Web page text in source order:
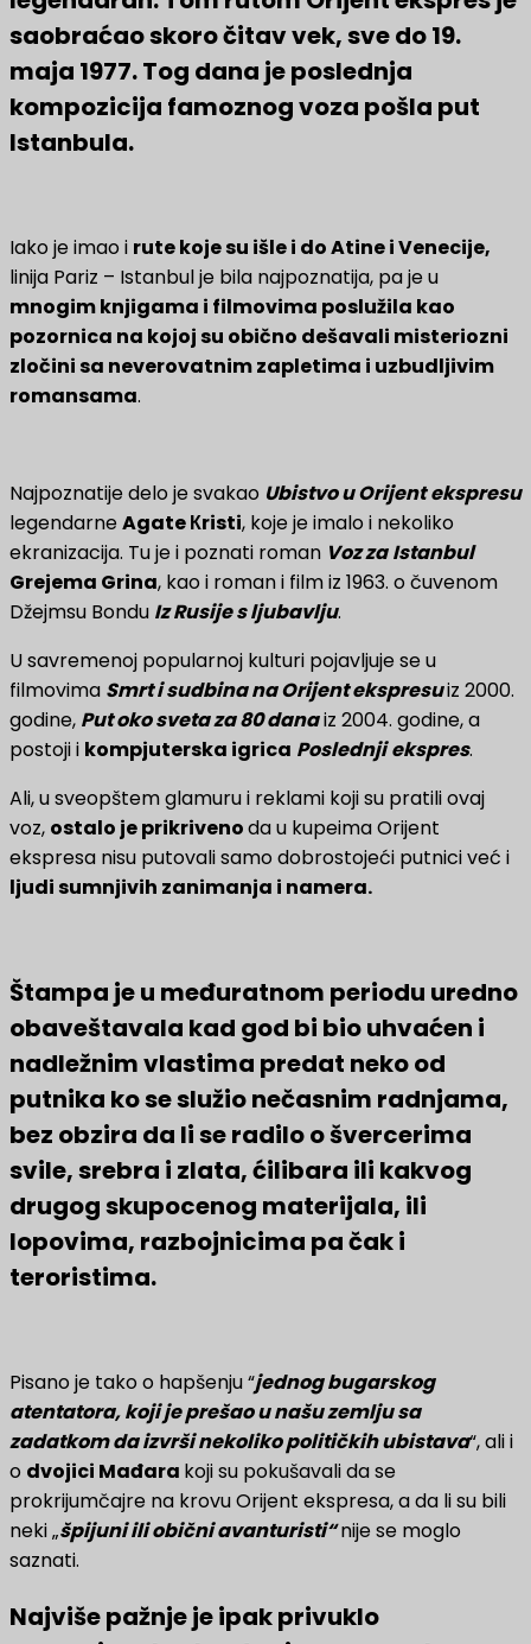
saobraćao skoro čitav vek, sve do 19.
maja 1977. Tog dana je poslednja
kompozicija famoznog voza pošla put
Istanbula.
Iako je imao i rute koje su išle i do Atine i Venecije,
linija Pariz – Istanbul je bila najpoznatija, pa je u
mnogim knjigama i filmovima poslužila kao
pozornica na kojoj su obično dešavali misteriozni
zločini sa neverovatnim zapletima i uzbudljivim
romansama.
Najpoznatije delo je svakao Ubistvo u Orijent ekspresu
legendarneAgate Кristi, koje je imalo i nekoliko
ekranizacija. Tu je i poznati roman Voz za Istanbul
Grejema Grina, kao i roman i film iz 1963. o čuvenom
Džejmsu Bondu Iz Rusije s ljubavlju.
U savremenoj popularnoj kulturi pojavljuje se u
filmovima Smrt i sudbina na Orijent ekspresuiz 2000.
godine, Put oko sveta za 80 danaiz 2004. godine, a
postoji i kompjuterska igrica Poslednji ekspres.
Ali, u sveopštem glamuru i reklami koji su pratili ovaj
voz, ostalo je prikrivenoda u kupeima Orijent
ekspresa nisu putovali samo dobrostojeći putnici već i
ljudi sumnjivih zanimanja i namera.
Štampa je u međuratnom periodu uredno
obaveštavala kad god bi bio uhvaćen i
nadležnim vlastima predat neko od
putnika ko se služio nečasnim radnjama,
bez obzira da li se radilo o švercerima
svile, srebra i zlata, ćilibara ili kakvog
drugog skupocenog materijala, ili
lopovima, razbojnicima pa čak i
teroristima.
Pisano je tako o hapšenju “jednog bugarskog
atentatora, koji je prešao u našu zemlju sa
zadatkom da izvrši nekoliko političkih ubistava“, ali i
o dvojici Mađara koji su pokušavali da se
prokrijumčajre na krovu Orijent ekspresa, a da li su bili
neki „špijuni ili obični avanturisti“nije se moglo
saznati.
Najviše pažnje je ipak privuklo